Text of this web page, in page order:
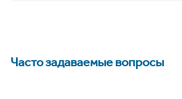
Часто задаваемые вопросы